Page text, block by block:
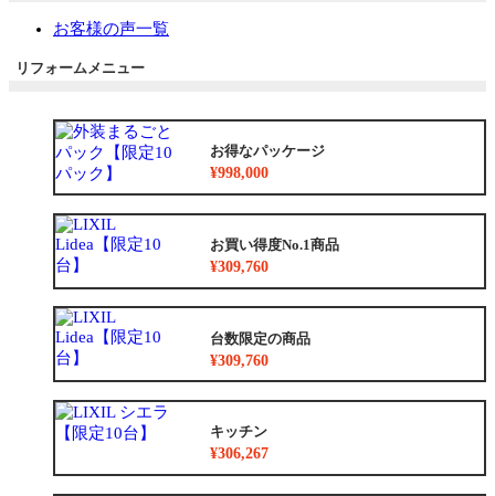
お客様の声一覧
リフォームメニュー
お得なパッケージ
¥998,000
お買い得度No.1商品
¥309,760
台数限定の商品
¥309,760
キッチン
¥306,267